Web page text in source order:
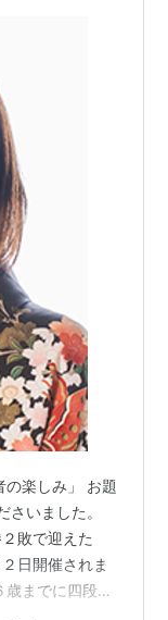
の楽しみ」 お題
さいました。
敗で迎えた
日開催されま
までに四段に